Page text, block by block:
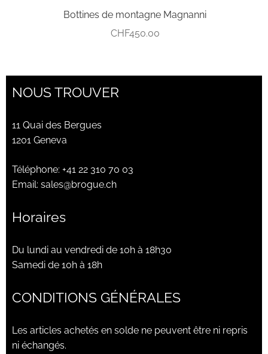
Bottines de montagne Magnanni
CHF450.00
NOUS TROUVER
11 Quai des Bergues
1201 Geneva
Téléphone: +41 22 310 70 03
Email: sales@brogue.ch
Horaires
Du lundi au vendredi de 10h à 18h30
Samedi de 10h à 18h
CONDITIONS GÉNÉRALES
Les articles achetés en solde ne peuvent être ni repris
ni échangés.